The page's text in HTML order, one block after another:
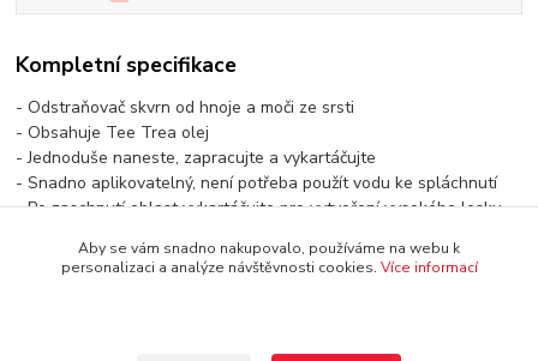
Kompletní specifikace
- Odstraňovač skvrn od hnoje a moči ze srsti
- Obsahuje Tee Trea olej
- Jednoduše naneste, zapracujte a vykartáčujte
- Snadno aplikovatelný, není potřeba použít vodu ke spláchnutí
- Po zaschnutí oblast vykartáčujte pro vytvoření vysokého lesku
Aby se vám snadno nakupovalo, používáme na webu k
personalizaci a analýze návštěvnosti cookies. Více informací